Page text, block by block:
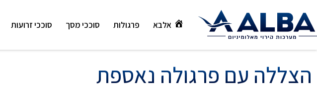
אלבא פרגולות סוככי מסך סוככי זרועות
הצללה עם פרגולה נאספת